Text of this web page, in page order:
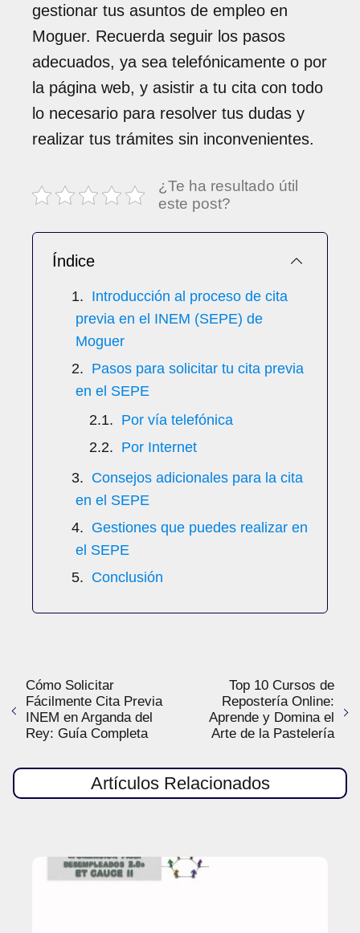
gestionar tus asuntos de empleo en
Moguer. Recuerda seguir los pasos
adecuados, ya sea telefónicamente o por
la página web, y asistir a tu cita con todo
lo necesario para resolver tus dudas y
realizar tus trámites sin inconvenientes.
¿Te ha resultado útil
este post?
Índice
Introducción al proceso de cita
previa en el INEM (SEPE) de
Moguer
Pasos para solicitar tu cita previa
en el SEPE
Por vía telefónica
Por Internet
Consejos adicionales para la cita
en el SEPE
Gestiones que puedes realizar en
el SEPE
Conclusión
Cómo Solicitar
Fácilmente Cita Previa
INEM en Arganda del
Rey: Guía Completa
Top 10 Cursos de
Repostería Online:
Aprende y Domina el
Arte de la Pastelería
Artículos Relacionados